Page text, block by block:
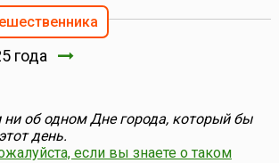
года
об одном Дне города, который бы
день.
если вы знаете о таком